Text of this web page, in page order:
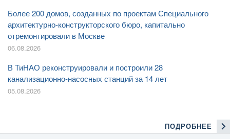
Более 200 домов, созданных по проектам Специального
архитектурно-конструкторского бюро, капитально
отремонтировали в Москве
06.08.2026
В ТиНАО реконструировали и построили 28
канализационно-насосных станций за 14 лет
05.08.2026
ПОДРОБНЕЕ